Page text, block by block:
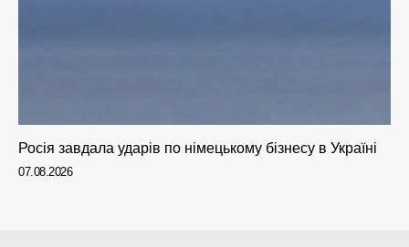
Росія завдала ударів по німецькому бізнесу в Україні
07.08.2026